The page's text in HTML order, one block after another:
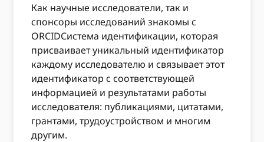
Как научные исследователи, так и
спонсоры исследований знакомы с
ORCIDСистема идентификации, которая
присваивает уникальный идентификатор
каждому исследователю и связывает этот
идентификатор с соответствующей
информацией и результатами работы
исследователя: публикациями, цитатами,
грантами, трудоустройством и многим
другим.